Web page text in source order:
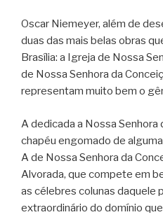
Oscar Niemeyer, além de
duas das mais belas obras
Brasília: a Igreja de Nossa
de Nossa Senhora da
representam muito bem o
A dedicada a Nossa Senhora
chapéu engomado de
A de Nossa Senhora da
Alvorada, que compete em
as célebres colunas daquele
extraordinário do domínio